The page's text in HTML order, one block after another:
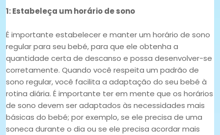
1: Estabeleça um horário de sono
É importante estabelecer e manter um horário de sono
regular para seu bebé, para que ele obtenha a
quantidade certa de descanso e possa desenvolver-se
corretamente. Quando você respeita um padrão de
sono regular, você facilita a adaptação do seu bebé à
rotina diária. É importante ter em mente que os horários
de sono devem ser adaptados às necessidades mais
básicas do bebé; por exemplo, se ele precisa de uma
soneca durante o dia ou se ele precisa acordar mais